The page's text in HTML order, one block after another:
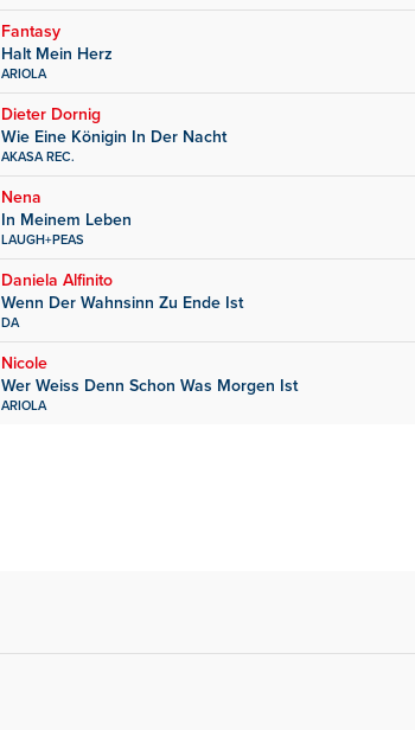
Fantasy
Halt Mein Herz
ARIOLA
Dieter Dornig
Wie Eine Königin In Der Nacht
AKASA REC.
Nena
In Meinem Leben
LAUGH+PEAS
Daniela Alfinito
Wenn Der Wahnsinn Zu Ende Ist
DA
Nicole
Wer Weiss Denn Schon Was Morgen Ist
ARIOLA